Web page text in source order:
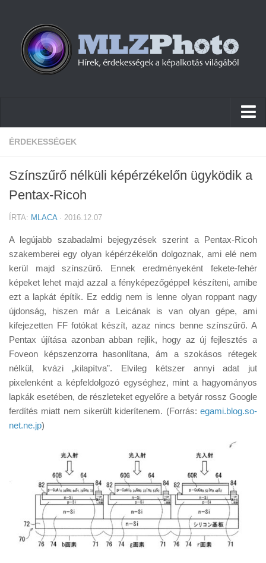
Hírek
Cikkek
Tudástár
Tanácsok
Érdekességek
Helyszíni Riport
E-BB
ÉRDEKESSÉGEK
Színszűrő nélküli képérzékelőn ügyködik a
Pentax-Ricoh
ÍRTA: MLACA· 2016.12.07
A legújabb szabadalmi bejegyzések szerint a Pentax-Ricoh
szakemberei egy olyan képérzékelőn dolgoznak, ami elé nem
kerül majd színszűrő. Ennek eredményeként fekete-fehér
képeket lehet majd azzal a fényképezőgéppel készíteni, amibe
ezt a lapkát építik. Ez eddig nem is lenne olyan roppant nagy
újdonság, hiszen már a Leicának is van olyan gépe, ami
kifejezetten FF fotókat készít, azaz nincs benne színszűrő. A
Pentax újítása azonban abban rejlik, hogy az új fejlesztés a
Foveon képszenzorra hasonlítana, ám a szokásos rétegek
nélkül, kvázi „kilapítva”. Elvileg kétszer annyi adat jut
pixelenként a képfeldolgozó egységhez, mint a hagyományos
lapkák esetében, de részleteket egyelőre a betyár rossz Google
ferdítés miatt nem sikerült kiderítenem. (Forrás: egami.blog.so-
net.ne.jp)